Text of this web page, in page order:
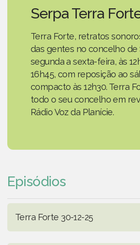
Serpa Terra
Terra Forte, retratos
das gentes no concelho de
segunda a sexta-feira, às
16h45, com reposição ao
compacto às 12h30. Terra
todo o seu concelho em
Rádio Voz da Planície.
Episódios
Terra Forte 30-12-25